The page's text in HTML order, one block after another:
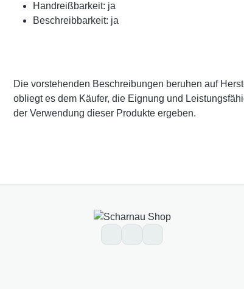
Handreißbarkeit: ja
Beschreibbarkeit: ja
Die vorstehenden Beschreibungen beruhen auf
obliegt es dem Käufer, die Eignung und
der Verwendung dieser Produkte ergeben.